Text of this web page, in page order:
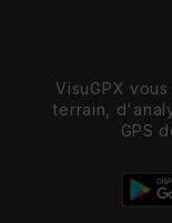
VisuGPX
terrain,
GPS